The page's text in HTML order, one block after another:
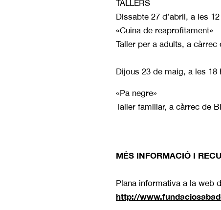
TALLERS
Dissabte 27 d’abril, a les
«Cuina de reaprofitament»
Taller per a adults, a
Dijous 23 de maig, a les 18
«Pa negre»
Taller familiar, a càrrec de
MÉS INFORMACIÓ I
Plana informativa a la web
http://